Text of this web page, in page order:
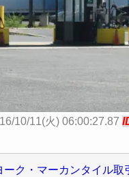
10/11(火) 06:00:27.87
ク・マーカンタイル